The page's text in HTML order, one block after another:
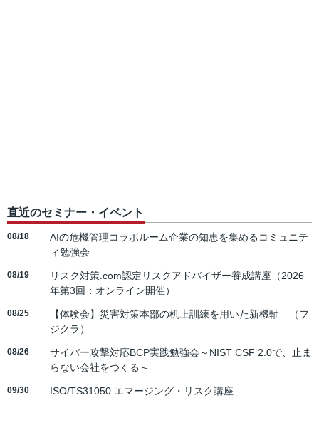
直近のセミナー・イベント
08/18
AIの危機管理コラボルーム企業の知恵を集めるコミュニテ
ィ勉強会
08/19
リスク対策.com認定リスクアドバイザー養成講座（2026
年第3回：オンライン開催）
08/25
【体験会】災害対策本部の机上訓練を用いた新機軸 （フ
ジクラ）
08/26
サイバー攻撃対応BCP実践勉強会～NIST CSF 2.0で、止ま
らない会社をつくる～
09/30 ISO/TS31050 エマージング・リスク講座